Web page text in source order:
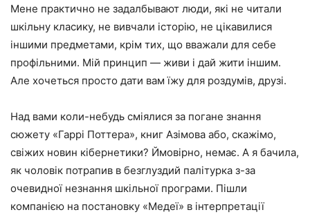
Мене практично не задалбывают люди, які не читали
шкільну класику, не вивчали історію, не цікавилися
іншими предметами, крім тих, що вважали для себе
профільними. Мій принцип — живи і дай жити іншим.
Але хочеться просто дати вам їжу для роздумів, друзі.
Над вами коли-небудь сміялися за погане знання
сюжету «Гаррі Поттера», книг Азімова або, скажімо,
свіжих новин кібернетики? Ймовірно, немає. А я бачила,
як чоловік потрапив в безглуздий палітурка з-за
очевидної незнання шкільної програми. Пішли
компанією на постановку «Медеї» в інтерпретації